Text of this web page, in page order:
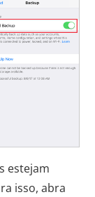
estejam
isso, abra